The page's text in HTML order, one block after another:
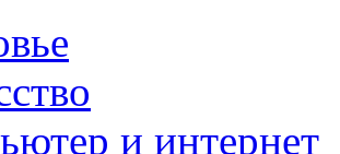
и интернет